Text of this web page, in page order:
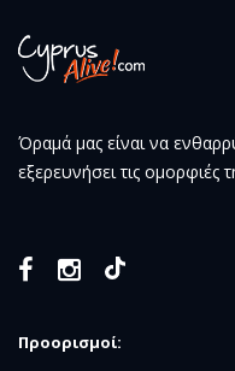
Όραμά μας είναι να
εξερευνήσει τις ομορφιές
Προορισμοί: